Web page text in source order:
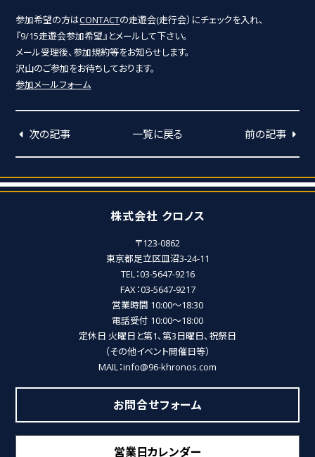
参加希望の方はCONTACTの走遊会(走行会）にチェックを入れ、
『9/15走遊会参加希望』とメールして下さい。
メール受理後、参加規約等をお知らせします。
沢山のご参加をお待ちしております。
参加メールフォーム
次の記事 一覧に戻る 前の記事
株式会社 クロノス
〒123-0862
東京都足立区皿沼3-24-11
TEL：03-5647-9216
FAX：03-5647-9217
営業時間 10:00～18:30
電話受付 10:00～18:00
定休日 火曜日と第1、第3日曜日、祝祭日
（その他イベント開催日等）
MAIL：info@96-khronos.com
お問合せフォーム
営業日カレンダー